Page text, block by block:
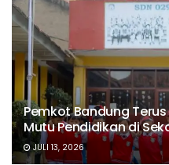
Pemkot Bandung
Mutu Pendidikan di
JULI 13, 2026